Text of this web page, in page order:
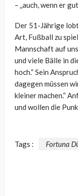
– „auch, wenn er
Der 51-Jährige
Art, Fußball zu
Mannschaft auf
und viele Bälle in
hoch.“ Sein
dagegen müssen
kleiner machen.“
und wollen die
Tags : Fortuna